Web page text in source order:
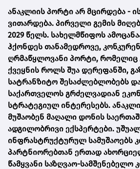
ანაკლიის პორტი არ მცირდება -
ვითარდება. პირველი გემის
2029 წელს. სახელმწიფოს
ჰქონდეს თანამედროვე,
ღრმაწყლოვანი პორტი, რომელიც
ქვეყნის როლს შუა დერეფანში,
სატრანზიტო შესაძლებლობებს
საქართველოს გრძელვადიან
სტრატეგიულ ინტერესებს.
მუშაობენ მაღალი დონის
ადგილობრივი ექსპერტები.
ინფრასტრუქტურულ სამუშაოებს
პარტნიორებთან ერთად
წამყვანი საზღვაო-სამშენებელო